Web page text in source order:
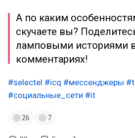
А по каким
скучаете вы?
ламповыми историями
комментариях!
#selectel #icq #мессенджеры
#социальные_сети #it
26 7